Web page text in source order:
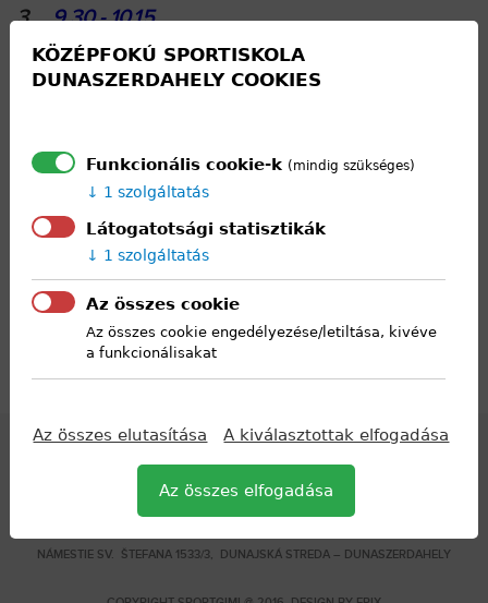
3.9,30 - 10,15
4.10,30 - 11,15
5.11,20 - 12,05
7.13,35 - 14,20
14,25 - 15,10
STREDNÁ ŠPORTOVÁ ŠKOLA S VYUČOVACÍM JAZYKOM MAĎARSKÝM –
NÁMESTIE SV. ŠTEFANA 1533/3, DUNAJSKÁ STREDA – DUNASZERDAHELY
KÖZÉPFOKÚ SPORTISKOLA
DUNASZERDAHELY COOKIES
Funkcionális cookie-k (mindig szükséges)
1 szolgáltatás
Látogatotsági statisztikák
1 szolgáltatás
Az összes cookie
Az összes cookie engedélyezése/letiltása, kivéve
a funkcionálisakat
Az összes elutasítása A kiválasztottak elfogadása
Az összes elfogadása